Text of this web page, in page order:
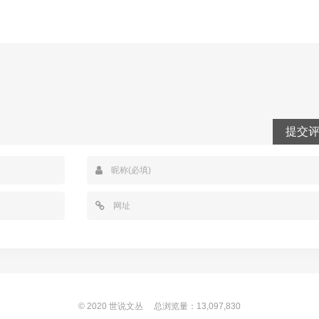
提交
© 2020 世说文丛 总浏览量：13,097,830